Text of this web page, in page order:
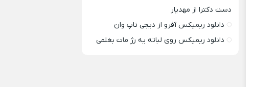
دست دکترا از مهدیار
دانلود ریمیکس آفرو از ديجی تاپ وان
دانلود ریمیکس روی لباته یه رژ مات بغلمی